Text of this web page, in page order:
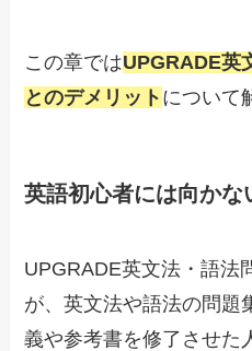
この章ではUPGRADE英
とのデメリット について
英語初心者には向かな
UPGRADE英文法・語法
が、英文法や語法の問題
義や参考書を修了させた